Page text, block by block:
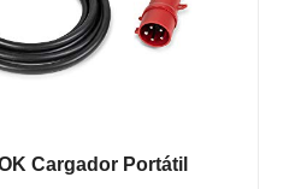
Cargador Portátil